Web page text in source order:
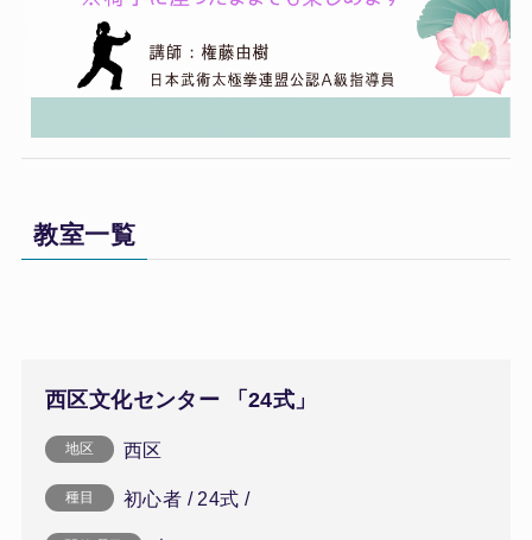
教室一覧
西区文化センター 「24式」
地区 西区
種目 初心者 / 24式 /